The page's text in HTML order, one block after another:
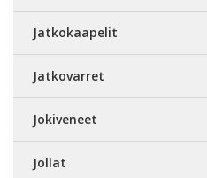
Jatkokaapelit
Jatkovarret
Jokiveneet
Jollat